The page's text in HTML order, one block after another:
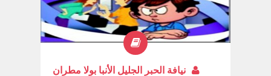
نيافة الحبر الجليل الأنبا بولا مطران